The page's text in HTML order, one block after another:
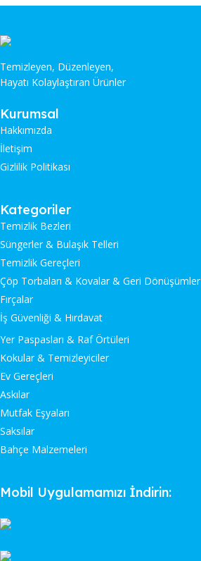
Temizleyen, Düzenleyen,
Hayatı Kolaylaştıran Ürünler
Kurumsal
Hakkımızda
İletişim
Gizlilik Politikası
Kategoriler
Temizlik Bezleri
Süngerler & Bulaşık Telleri
Temizlik Gereçleri
Çöp Torbaları & Kovalar & Geri Dönüşümler
Fırçalar
İş Güvenliği & Hırdavat
Yer Paspasları & Raf Örtüleri
Kokular & Temizleyiciler
Ev Gereçleri
Askılar
Mutfak Eşyaları
Saksılar
Bahçe Malzemeleri
Mobil Uygulamamızı İndirin: